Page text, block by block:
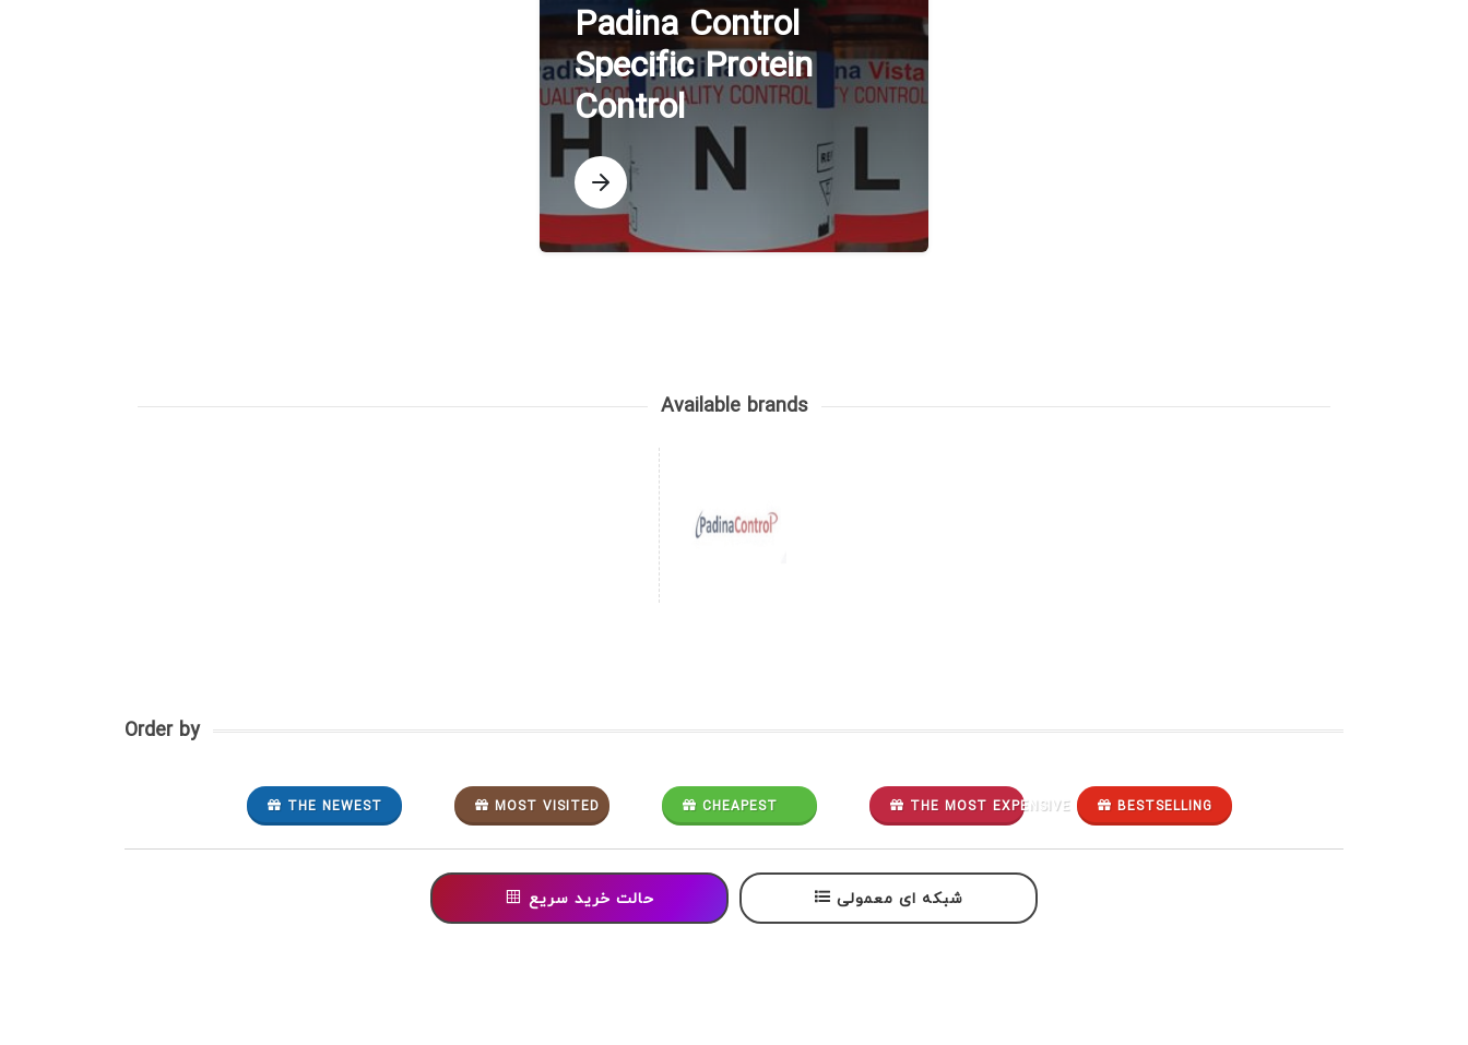
Padina Control
Specific Protein
Control
Available brands
Order by
THE NEWEST MOST VISITED CHEAPEST THE MOST EXPENSIVE BESTSELLING
حالت خرید سریع شبکه ای معمولی